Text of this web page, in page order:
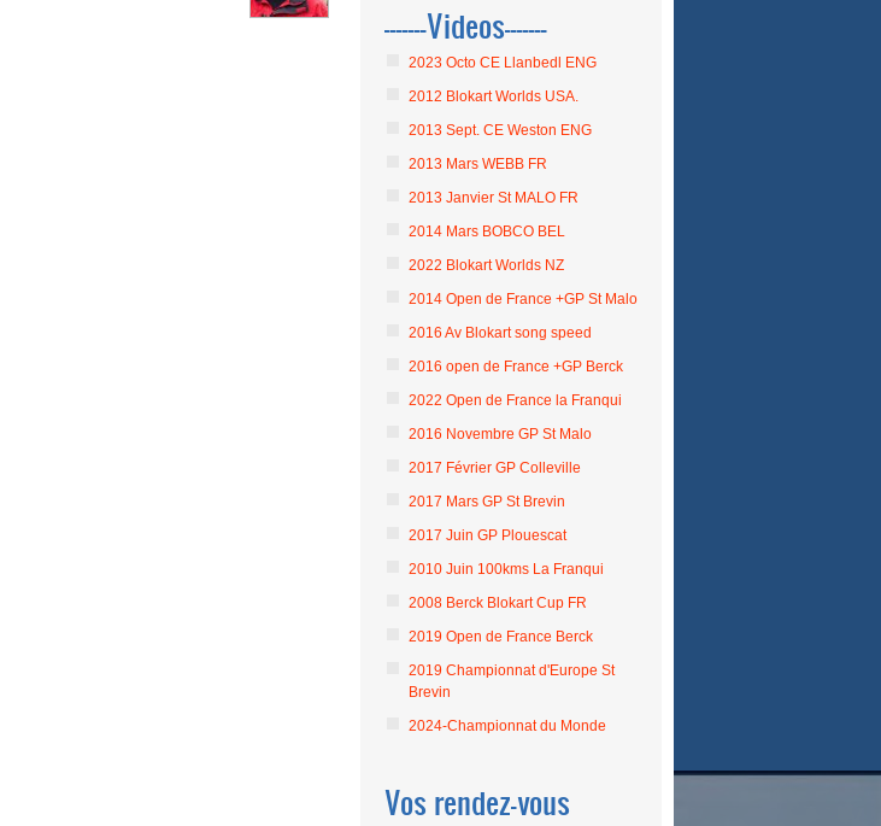
-------Videos-------
2023 Octo CE Llanbedl ENG
2012 Blokart Worlds USA.
2013 Sept. CE Weston ENG
2013 Mars WEBB FR
2013 Janvier St MALO FR
2014 Mars BOBCO BEL
2022 Blokart Worlds NZ
2014 Open de France +GP St Malo
2016 Av Blokart song speed
2016 open de France +GP Berck
2022 Open de France la Franqui
2016 Novembre GP St Malo
2017 Février GP Colleville
2017 Mars GP St Brevin
2017 Juin GP Plouescat
2010 Juin 100kms La Franqui
2008 Berck Blokart Cup FR
2019 Open de France Berck
2019 Championnat d'Europe St
Brevin
2024-Championnat du Monde
Vos rendez-vous